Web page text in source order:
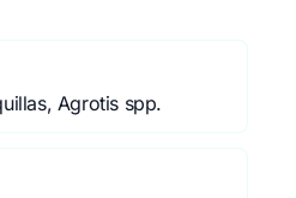
Agrotis spp.